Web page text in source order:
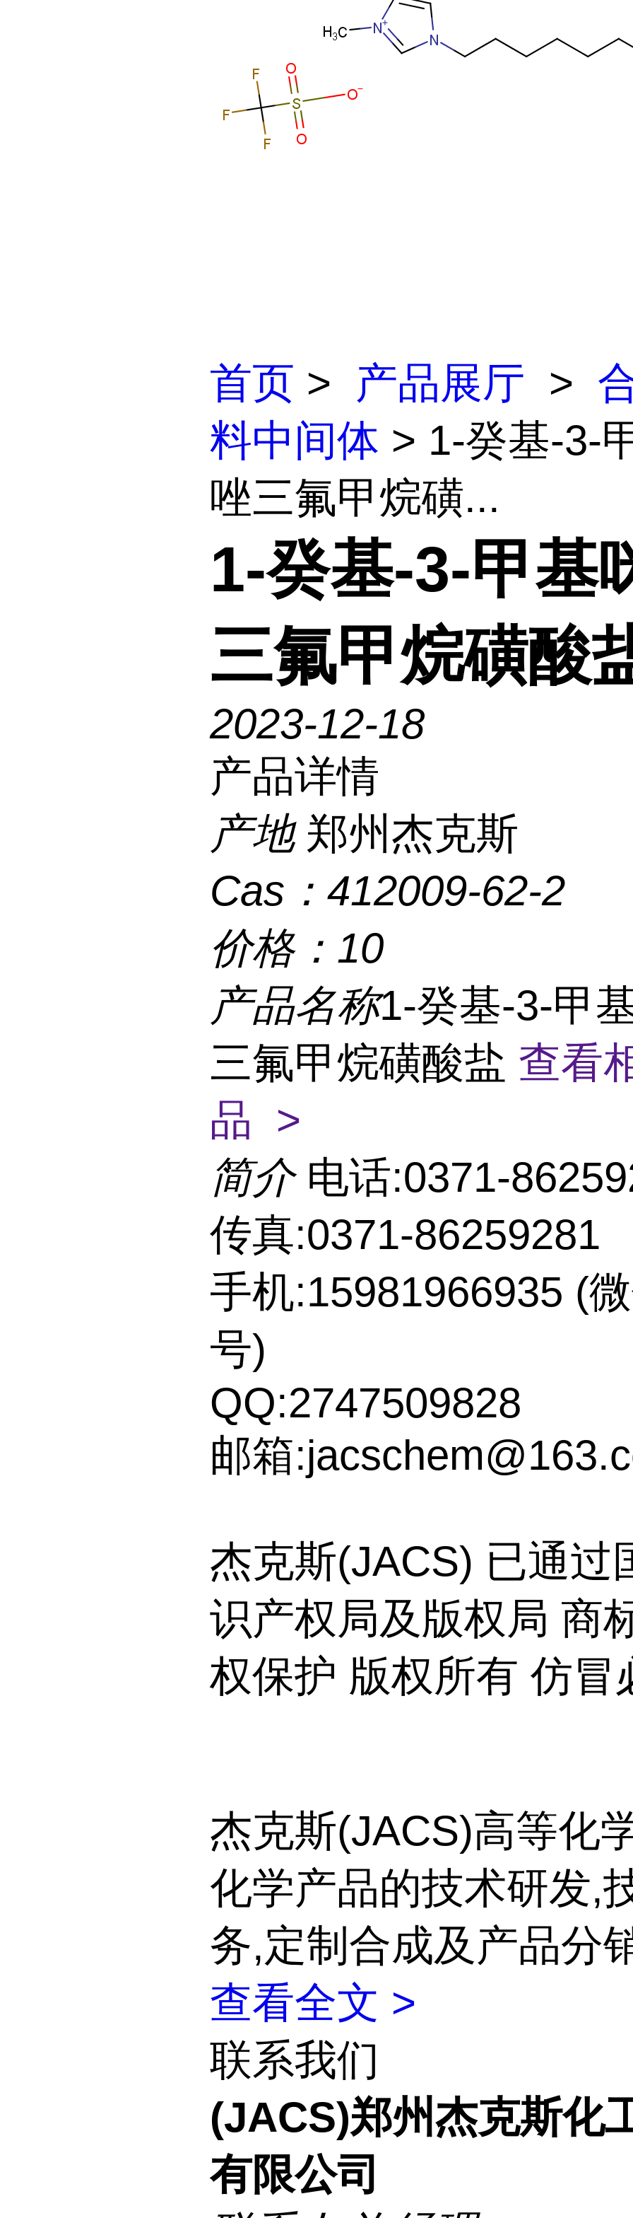
首页 > 产品展厅 >
料中间体 > 1-癸基-3-
唑三氟甲烷磺...
1-癸基-3-甲基
三氟甲烷磺酸
2023-12-18
产品详情
产地 郑州杰克斯
Cas： 412009-62-2
价格： 10
产品名称1-癸基-3-甲
三氟甲烷磺酸盐 查看
品 >
简介 电话:0371-
传真:0371-86259281
手机:15981966935 (
号)
QQ:2747509828
邮箱
杰克斯(JACS) 已通过
识产权局及版权局 商
权保护 版权所有 仿冒
杰克斯(JACS)高等化
化学产品的技术研发,
务,定制合成及产品分
查看全文 >
联系我们
(JACS)郑州杰克斯化
有限公司